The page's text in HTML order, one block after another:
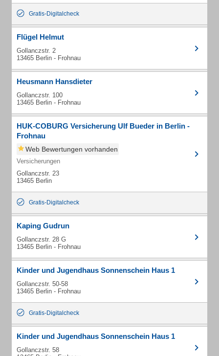
Gratis-Digitalcheck
Flügel Helmut
Gollanczstr. 2
13465 Berlin - Frohnau
Heusmann Hansdieter
Gollanczstr. 100
13465 Berlin - Frohnau
HUK-COBURG Versicherung Ulf Bueder in Berlin -
Frohnau
Web Bewertungen vorhanden
Versicherungen
Gollanczstr. 23
13465 Berlin
Gratis-Digitalcheck
Kaping Gudrun
Gollanczstr. 28 G
13465 Berlin - Frohnau
Kinder und Jugendhaus Sonnenschein Haus 1
Gollanczstr. 50-58
13465 Berlin - Frohnau
Gratis-Digitalcheck
Kinder und Jugendhaus Sonnenschein Haus 1
Gollanczstr. 58